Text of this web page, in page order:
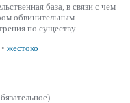
база, в связи с чем
обвинительным
по существу.
• жестоко